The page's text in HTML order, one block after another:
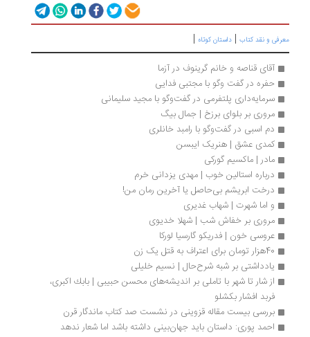
و نقد کتاب|داستان کوتاه|
آقای قناصه و خانم گرینوف در آزما
حفره در گفت وگو با مجتبی فدایی
سرمایه‌داری پلتفرمی در گفت‌وگو با مجید سلیمانی‌
مروری بر بلوای برزخ | جمال بیگ
دم اسبی در گفت‌وگو با رامبد خانلری
کمدی عشق | هنریک ایبسن
مادر | ماکسیم گورکی
درباره استالین خوب | مهدی یزدانی خرم
درخت ابریشم بی‌حاصل یا آخرین رمان من!
و اما شهرت | شهاب غدیری
مروری بر خفاش شب | شهلا خدیوی
عروسی خون | فدریکو گارسیا لورکا
یادداشتی بر شبه شرح‌حال | نسیم خلیلی
از شار تا شهر با تاملی بر اندیشه‌های محسن حبیبی | بابك اكبری،
فربد افشار بكشلو
بررسی بیست مقاله قزوینی در نشست صد کتاب ماندگار قرن
احمد پوری: داستان باید جهان‌بینی داشته باشد اما شعار ندهد